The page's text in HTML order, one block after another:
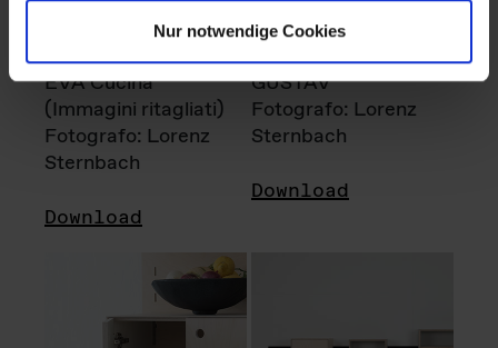
Nur notwendige Cookies
EVA Cucina
(Immagini ritagliati)
Fotografo: Lorenz
Sternbach
Download
GUSTAV
Fotografo: Lorenz
Sternbach
Download